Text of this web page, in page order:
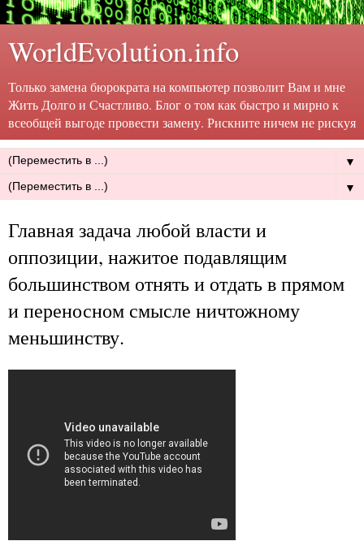
WorldEvolution.info
Только замена бюрократа на компьютер позволит Вам и мне
Жить Долго и Счастливо. Блог о том как быстро и мирно к
всеобщей выгоде провести замену. Рискните ничем не рискуя
▼
▼
Главная задача любой власти и
оппозиции, нажитое подавлящим
большинством отнять и отдать в прямом
и переносном смысле ничтожному
меньшинству.